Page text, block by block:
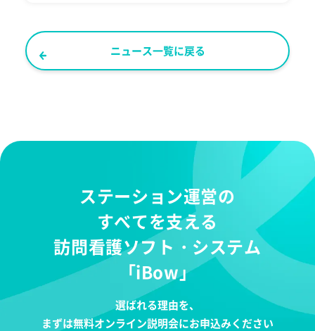
ニュース一覧に戻る
ステーション運営の
すべてを支える
訪問看護ソフト・システム
「iBow」
選ばれる理由を、
まずは無料オンライン説明会にお申込みください